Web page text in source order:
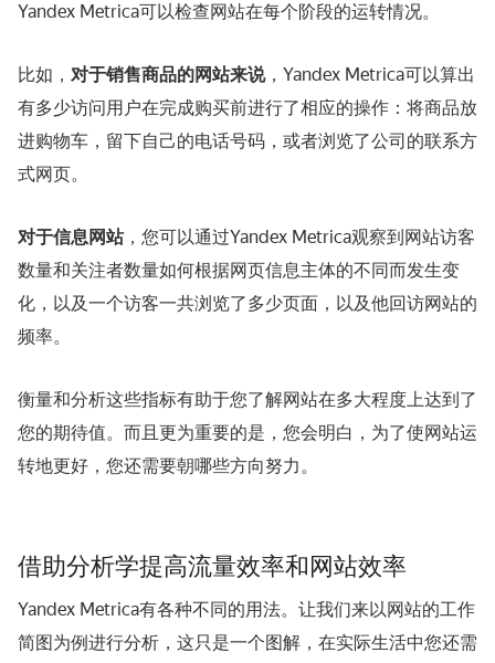
Yandex Metrica可以检查网站在每个阶段的运转情况。
比如， 对于销售商品的网站来说，Yandex Metrica可以算出
有多少访问用户在完成购买前进行了相应的操作：将商品放
进购物车，留下自己的电话号码，或者浏览了公司的联系方
式网页。
对于信息网站，您可以通过Yandex Metrica观察到网站访客
数量和关注者数量如何根据网页信息主体的不同而发生变
化，以及一个访客一共浏览了多少页面，以及他回访网站的
频率。
衡量和分析这些指标有助于您了解网站在多大程度上达到了
您的期待值。而且更为重要的是，您会明白，为了使网站运
转地更好，您还需要朝哪些方向努力。
借助分析学提高流量效率和网站效率
Yandex Metrica有各种不同的用法。让我们来以网站的工作
简图为例进行分析，这只是一个图解，在实际生活中您还需